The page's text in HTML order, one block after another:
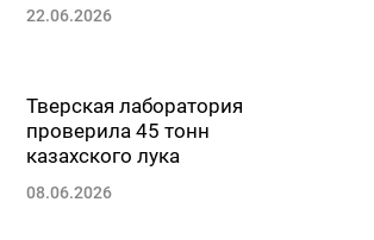
22.06.2026
Тверская лаборатория
проверила 45 тонн
казахского лука
08.06.2026